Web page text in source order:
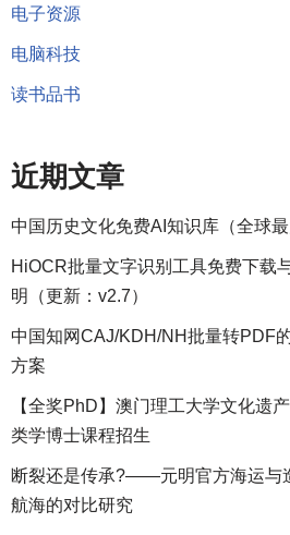
电子资源
电脑科技
读书品书
近期文章
中国历史文化免费AI知识库（全球最
HiOCR批量文字识别工具免费下载
明（更新：v2.7）
中国知网CAJ/KDH/NH批量转PDF
方案
【全奖PhD】澳门理工大学文化遗
类学博士课程招生
断裂还是传承?——元明官方海运与
航海的对比研究